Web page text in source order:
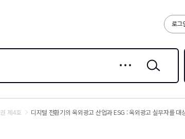
로그
검색
제4호 디지털 전환기의 옥외광고 산업과 ESG : 옥외광고 실무자를 대